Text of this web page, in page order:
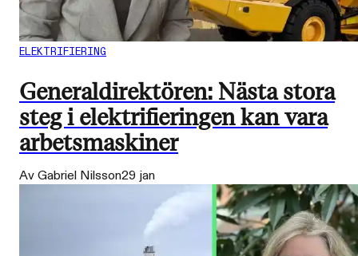
ELEKTRIFIERING
Generaldirektören: Nästa stora
steg i elektrifieringen kan vara
arbetsmaskiner
Av Gabriel Nilsson29 jan